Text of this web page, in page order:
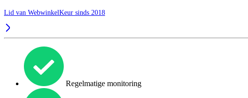
Lid van WebwinkelKeur sinds 2018
Regelmatige monitoring